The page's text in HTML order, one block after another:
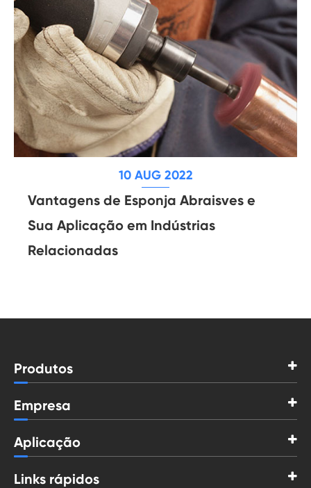
10 AUG 2022
Vantagens de Esponja Abraisves e
Sua Aplicação em Indústrias
Relacionadas
Produtos
Empresa
Aplicação
Links rápidos